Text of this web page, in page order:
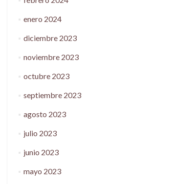
enero 2024
diciembre 2023
noviembre 2023
octubre 2023
septiembre 2023
agosto 2023
julio 2023
junio 2023
mayo 2023